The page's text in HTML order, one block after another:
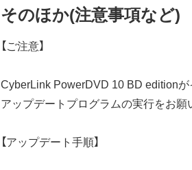
そのほか(注意事項など)
【ご注意】
CyberLink PowerDVD 10 BD edition
アップデートプログラムの実行をお願
【アップデート手順】